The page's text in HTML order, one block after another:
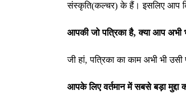
संस्कृति(कल्चर) के हैं। इसलिए आप
आपकी जो पत्रिका है, क्या आप अभी
जी हां, पत्रिका का काम अभी भी
आपके लिए वर्तमान में सबसे बड़ा मुद्दा